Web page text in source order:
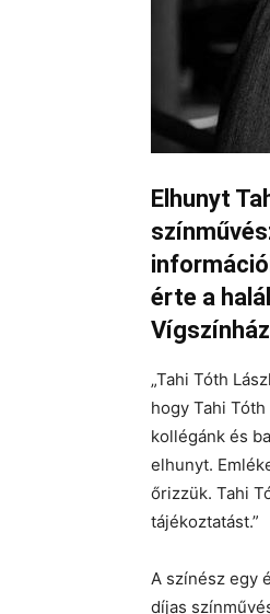
Elhunyt
érte a
„Tahi Tóth
hogy Tahi
kollégánk és
elhunyt.
őrizzük. Tahi
tájékoztatást.”
A színész egy
díjas